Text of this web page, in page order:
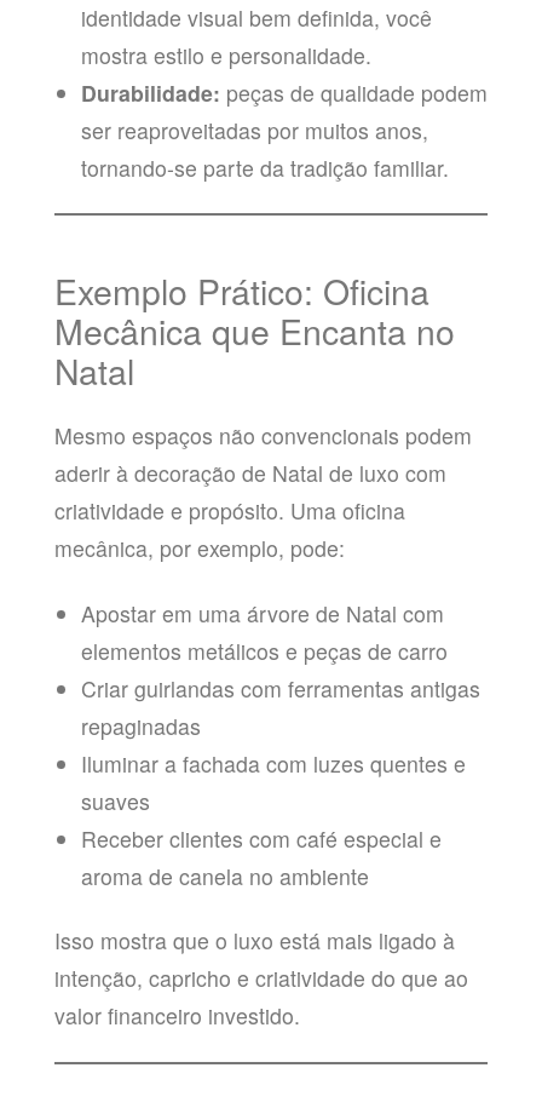
identidade visual bem definida, você
mostra estilo e personalidade.
Durabilidade: peças de qualidade podem
ser reaproveitadas por muitos anos,
tornando-se parte da tradição familiar.
Exemplo Prático: Oficina
Mecânica que Encanta no
Natal
Mesmo espaços não convencionais podem
aderir à decoração de Natal de luxo com
criatividade e propósito. Uma oficina
mecânica, por exemplo, pode:
Apostar em uma árvore de Natal com
elementos metálicos e peças de carro
Criar guirlandas com ferramentas antigas
repaginadas
Iluminar a fachada com luzes quentes e
suaves
Receber clientes com café especial e
aroma de canela no ambiente
Isso mostra que o luxo está mais ligado à
intenção, capricho e criatividade do que ao
valor financeiro investido.